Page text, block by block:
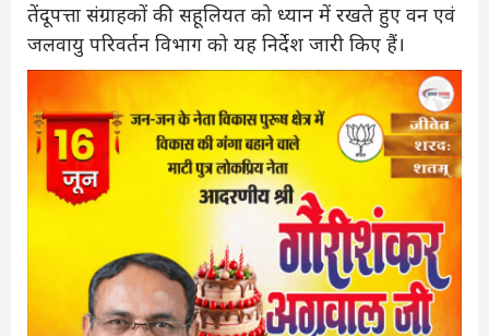
तेंदूपत्ता संग्राहकों की सहूलियत को ध्यान में रखते हुए वन एवं
जलवायु परिवर्तन विभाग को यह निर्देश जारी किए हैं।